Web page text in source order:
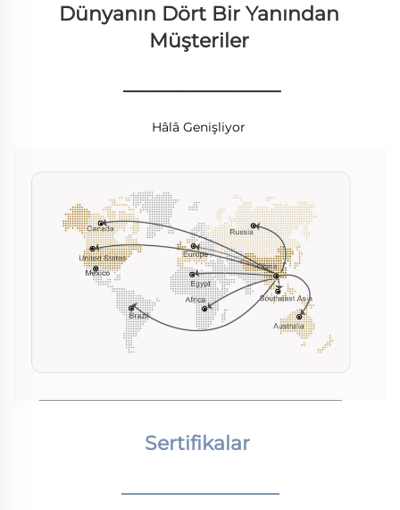
Dünyanın Dört Bir Yanından
Müşteriler
________________
Hâlâ Genişliyor
Sertifikalar
________________